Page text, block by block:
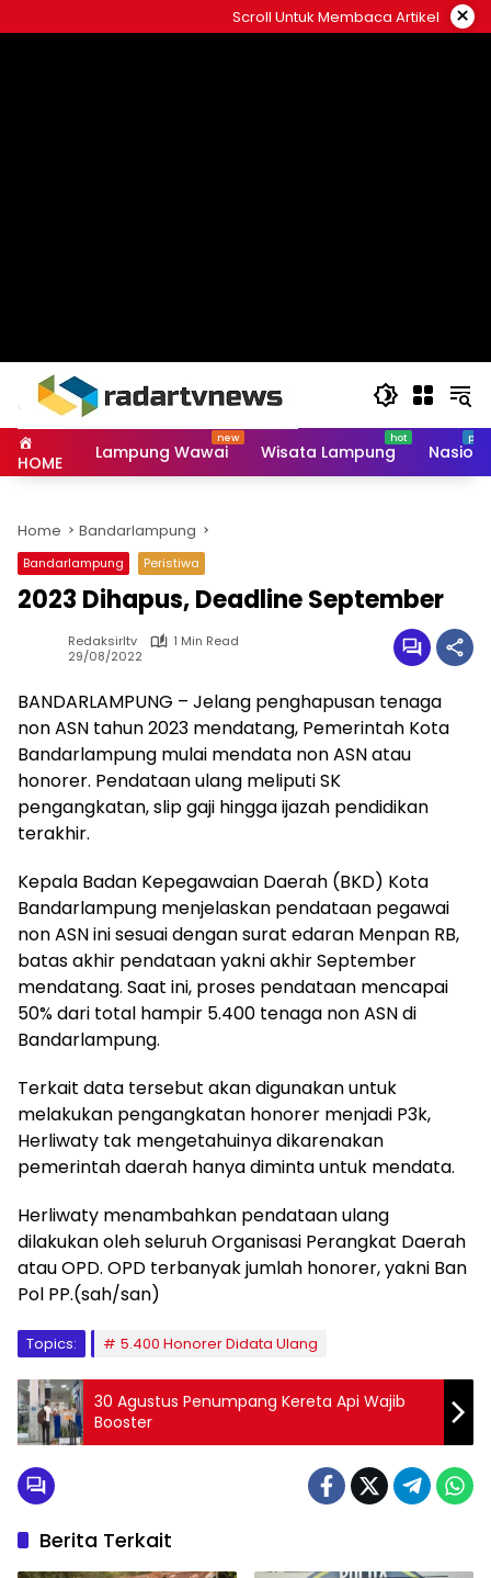
to
Scroll Untuk Membaca Artikel ×
HOME Lampung Wawai Wisata Lampung
Home Bandarlampung
Bandarlampung Peristiwa
2023 Dihapus, Deadline September
Redaksirltv
1 Min Read
29/08/2022
BANDARLAMPUNG – Jelang penghapusan tenaga
non ASN tahun 2023 mendatang, Pemerintah Kota
Bandarlampung mulai mendata non ASN atau
honorer. Pendataan ulang meliputi SK
pengangkatan, slip gaji hingga ijazah pendidikan
terakhir.
Kepala Badan Kepegawaian Daerah (BKD) Kota
Bandarlampung menjelaskan pendataan pegawai
non ASN ini sesuai dengan surat edaran Menpan RB,
batas akhir pendataan yakni akhir September
mendatang. Saat ini, proses pendataan mencapai
50% dari total hampir 5.400 tenaga non ASN di
Bandarlampung.
Terkait data tersebut akan digunakan untuk
melakukan pengangkatan honorer menjadi P3k,
Herliwaty tak mengetahuinya dikarenakan
pemerintah daerah hanya diminta untuk mendata.
Herliwaty menambahkan pendataan ulang
dilakukan oleh seluruh Organisasi Perangkat Daerah
atau OPD. OPD terbanyak jumlah honorer, yakni Ban
Pol PP.(sah/san)
Topics: 5.400 Honorer Didata Ulang
30 Agustus Penumpang Kereta Api Wajib
Booster
Berita Terkait